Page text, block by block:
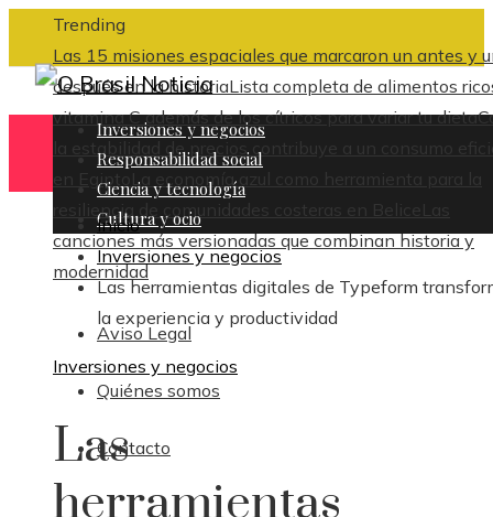
Trending
Las 15 misiones espaciales que marcaron un antes y
después en la historiaLista completa de alimentos
vitamina C además de los cítricos para variar tu dieta
la estabilidad de precios contribuye a un consumo
en Egipto La economía azul como herramienta para la
resiliencia de comunidades costeras en Belice Las
canciones más versionadas que combinan historia y
modernidad
Aviso Legal
Quiénes somos
Contacto
Inversiones y negocios
Responsabilidad social
Ciencia y tecnología
Cultura y ocio
Inicio
Inversiones y negocios
Las herramientas digitales de Typeform
la experiencia y productividad
Inversiones y negocios
Las
herramientas